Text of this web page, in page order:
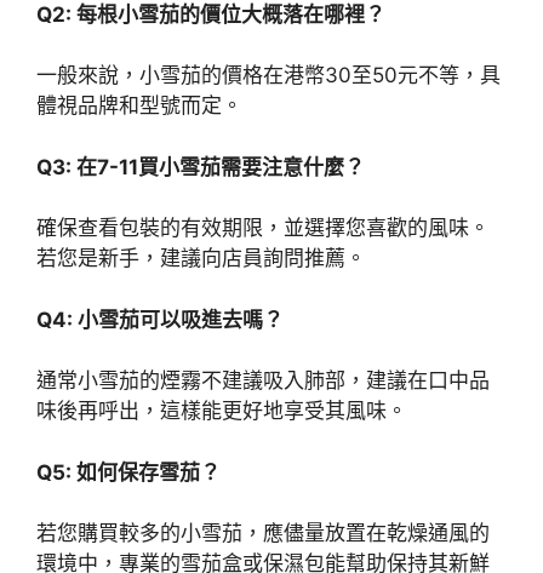
Q2: 每根小雪茄的價位大概落在哪裡？
一般來說，小雪茄的價格在港幣30至50元不等，具
體視品牌和型號而定。
Q3: 在7-11買小雪茄需要注意什麼？
確保查看包裝的有效期限，並選擇您喜歡的風味。
若您是新手，建議向店員詢問推薦。
Q4: 小雪茄可以吸進去嗎？
通常小雪茄的煙霧不建議吸入肺部，建議在口中品
味後再呼出，這樣能更好地享受其風味。
Q5: 如何保存雪茄？
若您購買較多的小雪茄，應儘量放置在乾燥通風的
環境中，專業的雪茄盒或保濕包能幫助保持其新鮮